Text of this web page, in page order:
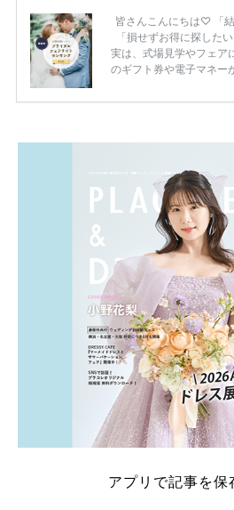
皆さんこんにちは♡ 「
「損せずお得に探した
実は、式場見学やフェア
のギフト券や電子マネー
ため、比較せずに選ぶ
一番お得？」「プラコレ
解決します。 まずは診
ング診断」か、
アプリで記事を保